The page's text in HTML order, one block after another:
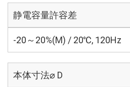
静電容量許容差
-20～20%(M) / 20℃, 120Hz
本体寸法⌀ D